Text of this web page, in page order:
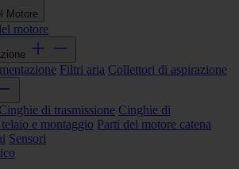
Motore
motore
Filtri aria Collettori di aspirazione
Cinghie di trasmissione Cinghie di
e montaggio Parti del motore catena
Sensori